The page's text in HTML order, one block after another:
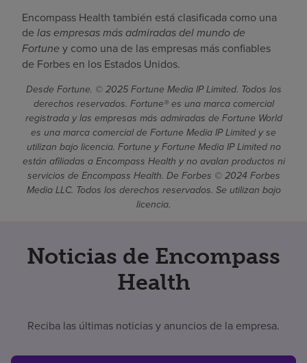
Encompass Health también está clasificada como una
de las empresas más admiradas del mundo de
Fortune y como una de las empresas más confiables
de Forbes en los Estados Unidos.
Desde Fortune. © 2025 Fortune Media IP Limited. Todos los
derechos reservados. Fortune® es una marca comercial
registrada y las empresas más admiradas de Fortune World
es una marca comercial de Fortune Media IP Limited y se
utilizan bajo licencia. Fortune y Fortune Media IP Limited no
están afiliadas a Encompass Health y no avalan productos ni
servicios de Encompass Health. De Forbes © 2024 Forbes
Media LLC. Todos los derechos reservados. Se utilizan bajo
licencia.
Noticias de Encompass
Health
Reciba las últimas noticias y anuncios de la empresa.